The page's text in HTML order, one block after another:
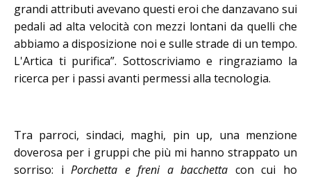
grandi attributi avevano questi eroi che danzavano sui
pedali ad alta velocità con mezzi lontani da quelli che
abbiamo a disposizione noi e sulle strade di un tempo.
L'Artica ti purifica”. Sottoscriviamo e ringraziamo la
ricerca per i passi avanti permessi alla tecnologia.
Tra parroci, sindaci, maghi, pin up, una menzione
doverosa per i gruppi che più mi hanno strappato un
sorriso: iPorchetta e freni a bacchetta con cui ho